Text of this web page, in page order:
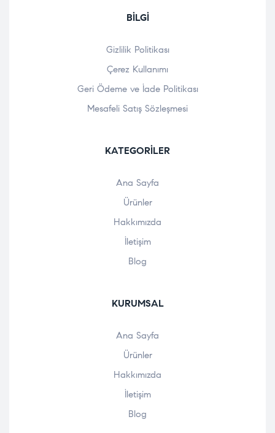
BILGI
Gizlilik Politikası
Çerez Kullanımı
Geri Ödeme ve İade Politikası
Mesafeli Satış Sözleşmesi
KATEGORILER
Ana Sayfa
Ürünler
Hakkımızda
İletişim
Blog
KURUMSAL
Ana Sayfa
Ürünler
Hakkımızda
İletişim
Blog